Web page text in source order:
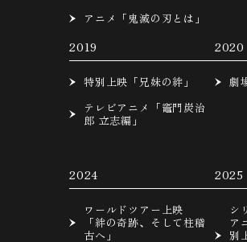
アニメ「鬼滅の刃とは」
2019
特別上映「兄妹の絆」
テレビアニメ「竈門炭治
郎 立志編」
2020
劇
2024
ワールドツアー上映
「絆の奇跡、そして柱稽
古へ」
2025
シ
ア
別